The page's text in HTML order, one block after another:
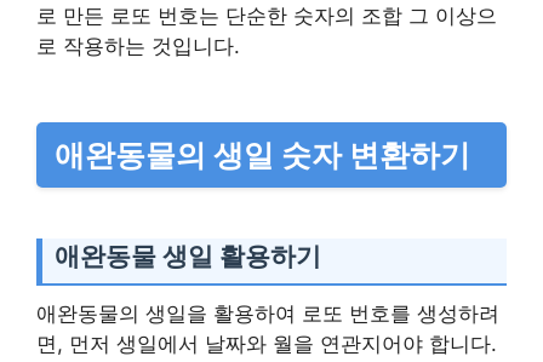
로 만든 로또 번호는 단순한 숫자의 조합 그 이상으
로 작용하는 것입니다.
애완동물의 생일 숫자 변환하기
애완동물 생일 활용하기
애완동물의 생일을 활용하여 로또 번호를 생성하려
면, 먼저 생일에서 날짜와 월을 연관지어야 합니다.